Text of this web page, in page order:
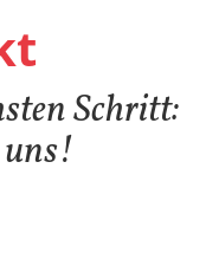
Schritt:
uns!